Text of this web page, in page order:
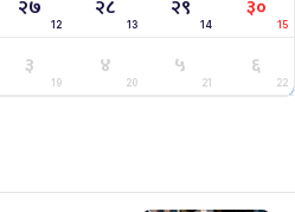
२७
12
२८
13
२९
14
३०
15
३
19
४
20
५
21
६
22